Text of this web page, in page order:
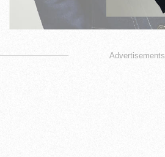
Advertisements